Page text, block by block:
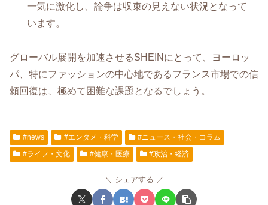
一気に激化し、論争は収束の見えない状況となって
います。
グローバル展開を加速させるSHEINにとって、ヨーロッ
パ、特にファッションの中心地であるフランス市場での信
頼回復は、極めて困難な課題となるでしょう。
#news #エンタメ・科学
#ニュース・社会・コラム
#ライフ・文化
#健康・医療 #政治・経済
シェアする